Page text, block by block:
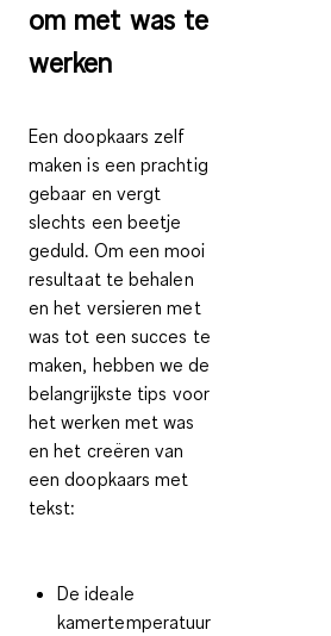
om met was te
werken
Een doopkaars zelf
maken is een prachtig
gebaar en vergt
slechts een beetje
geduld. Om een mooi
resultaat te behalen
en het versieren met
was tot een succes te
maken, hebben we de
belangrijkste tips voor
het werken met was
en het creëren van
een doopkaars met
tekst:
De ideale
kamertemperatuur